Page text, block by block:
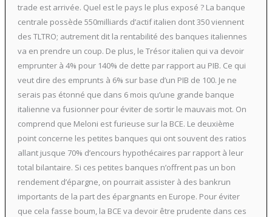
trade est arrivée. Quel est le pays le plus exposé ? La banque
centrale possède 550milliards d’actif italien dont 350 viennent
des TLTRO; autrement dit la rentabilité des banques italiennes
va en prendre un coup. De plus, le Trésor italien qui va devoir
emprunter à 4% pour 140% de dette par rapport au PIB. Ce qui
veut dire des emprunts à 6% sur base d’un PIB de 100. Je ne
serais pas étonné que dans 6 mois qu’une grande banque
italienne va fusionner pour éviter de sortir le mauvais mot. On
comprend que Meloni est furieuse sur la BCE. Le deuxième
point concerne les petites banques qui ont souvent des ratios
allant jusque 70% d’encours hypothécaires par rapport à leur
total bilantaire. Si ces petites banques n’offrent pas un bon
rendement d’épargne, on pourrait assister à des bankrun
importants de la part des épargnants en Europe. Pour éviter
que cela fasse boum, la BCE va devoir être prudente dans ces